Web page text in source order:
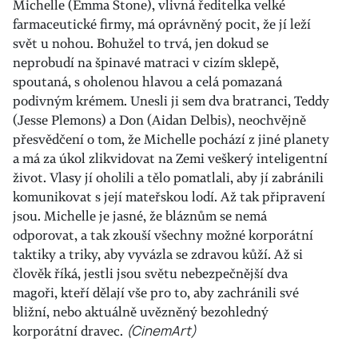
Michelle (Emma Stone), vlivná ředitelka velké
farmaceutické firmy, má oprávněný pocit, že jí leží
svět u nohou. Bohužel to trvá, jen dokud se
neprobudí na špinavé matraci v cizím sklepě,
spoutaná, s oholenou hlavou a celá pomazaná
podivným krémem. Unesli ji sem dva bratranci, Teddy
(Jesse Plemons) a Don (Aidan Delbis), neochvějně
přesvědčení o tom, že Michelle pochází z jiné planety
a má za úkol zlikvidovat na Zemi veškerý inteligentní
život. Vlasy jí oholili a tělo pomatlali, aby jí zabránili
komunikovat s její mateřskou lodí. Až tak připravení
jsou. Michelle je jasné, že bláznům se nemá
odporovat, a tak zkouší všechny možné korporátní
taktiky a triky, aby vyvázla se zdravou kůží. Až si
člověk říká, jestli jsou světu nebezpečnější dva
magoři, kteří dělají vše pro to, aby zachránili své
bližní, nebo aktuálně uvězněný bezohledný
korporátní dravec. (CinemArt)